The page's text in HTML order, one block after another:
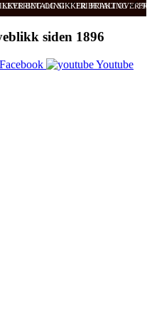
BETALING FRI FRAKT OVER
LEVERING OG SIKKER BETALING
siden 1896
Facebook
Youtube